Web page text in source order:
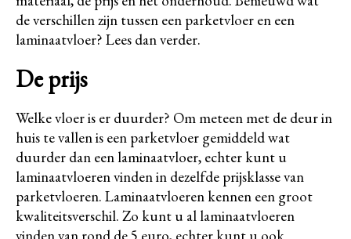
de verschillen zijn tussen een parketvloer en een
laminaatvloer? Lees dan verder.
De prijs
Welke vloer is er duurder? Om meteen met de deur in
huis te vallen is een parketvloer gemiddeld wat
duurder dan een laminaatvloer, echter kunt u
laminaatvloeren vinden in dezelfde prijsklasse van
parketvloeren. Laminaatvloeren kennen een groot
kwaliteitsverschil. Zo kunt u al laminaatvloeren